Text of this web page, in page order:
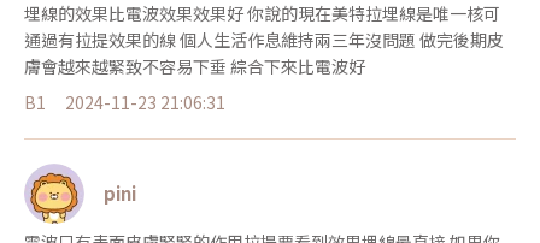
埋線的效果比電波效果效果好 你說的現在美特拉埋線是唯一核可
通過有拉提效果的線 個人生活作息維持兩三年沒問題 做完後期皮
膚會越來越緊致不容易下垂 綜合下來比電波好
B1
2024-11-23 21:06:31
pini